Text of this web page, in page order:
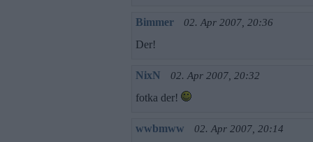
Bimmer 02. Apr 2007, 20:36
Der!
NixN 02. Apr 2007, 20:32
fotka der!
wwbmww 02. Apr 2007, 20:14